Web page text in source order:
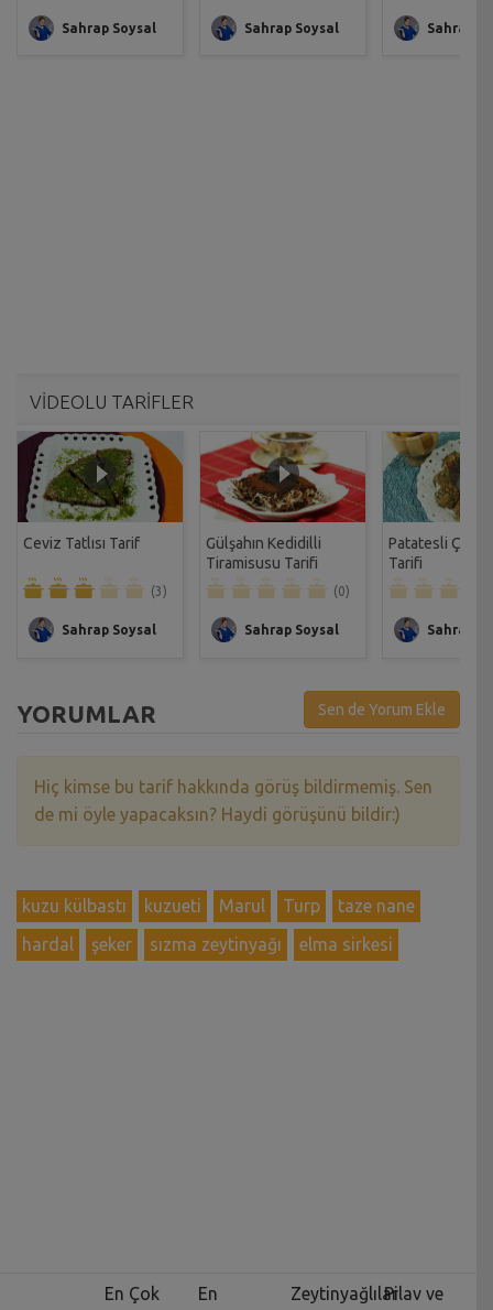
Sahrap Soysal Sahrap Soysal Sahrap
VİDEOLU TARİFLER
Ceviz Tatlısı Tarif
(3)
Sahrap Soysal
Gülşahın Kedidilli
Tiramisusu Tarifi
(0)
Sahrap Soysal
Patatesli Çıtır
Tarifi
Sahrap
YORUMLAR Sen de Yorum Ekle
Hiç kimse bu tarif hakkında görüş bildirmemiş. Sen
de mi öyle yapacaksın? Haydi görüşünü bildir:)
kuzu külbastı kuzueti Marul Turp
taze nane
hardal
şeker sızma zeytinyağı elma sirkesi
En Çok
En
ZeytinyağlılarPilav ve